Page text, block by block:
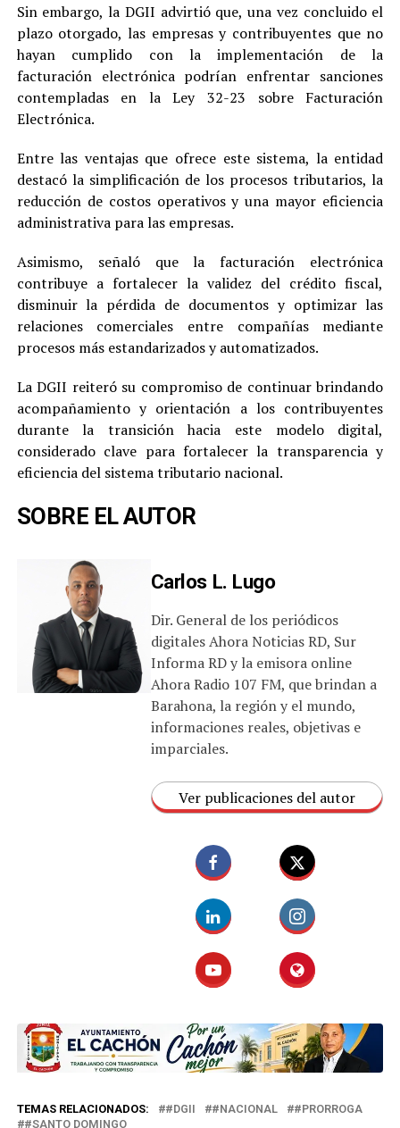
Sin embargo, la DGII advirtió que, una vez concluido el
plazo otorgado, las empresas y contribuyentes que no
hayan cumplido con la implementación de la
facturación electrónica podrían enfrentar sanciones
contempladas en la Ley 32-23 sobre Facturación
Electrónica.
Entre las ventajas que ofrece este sistema, la entidad
destacó la simplificación de los procesos tributarios, la
reducción de costos operativos y una mayor eficiencia
administrativa para las empresas.
Asimismo, señaló que la facturación electrónica
contribuye a fortalecer la validez del crédito fiscal,
disminuir la pérdida de documentos y optimizar las
relaciones comerciales entre compañías mediante
procesos más estandarizados y automatizados.
La DGII reiteró su compromiso de continuar brindando
acompañamiento y orientación a los contribuyentes
durante la transición hacia este modelo digital,
considerado clave para fortalecer la transparencia y
eficiencia del sistema tributario nacional.
SOBRE EL AUTOR
Carlos L. Lugo
Dir. General de los periódicos
digitales Ahora Noticias RD, Sur
Informa RD y la emisora online
Ahora Radio 107 FM, que brindan a
Barahona, la región y el mundo,
informaciones reales, objetivas e
imparciales.
Ver publicaciones del autor
TEMAS RELACIONADOS: #DGII #NACIONAL
#PRORROGA
#SANTO DOMINGO